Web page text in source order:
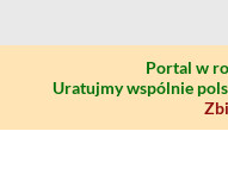
Portal w
Uratujmy wspólnie